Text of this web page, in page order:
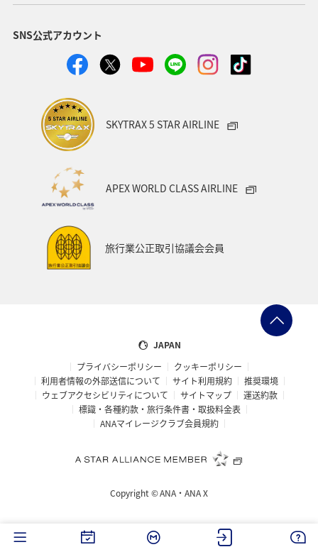
夏 沖縄 名古屋 フォトジェニックな写真を撮る
ワカサギ 川
SNS公式アカウント
SKYTRAX 5 STAR AIRLINE
APEX WORLD CLASS AIRLINE
旅行業公正取引協議会会員
JAPAN
プライバシーポリシー
クッキーポリシー
利用者情報の外部送信について
サイト利用規約
推奨環境
ウェブアクセシビリティについて
サイトマップ
運送約款
標識・各種約款・旅行条件書・取扱料金表
ANAマイレージクラブ会員規約
Copyright ©ANA・ANA X